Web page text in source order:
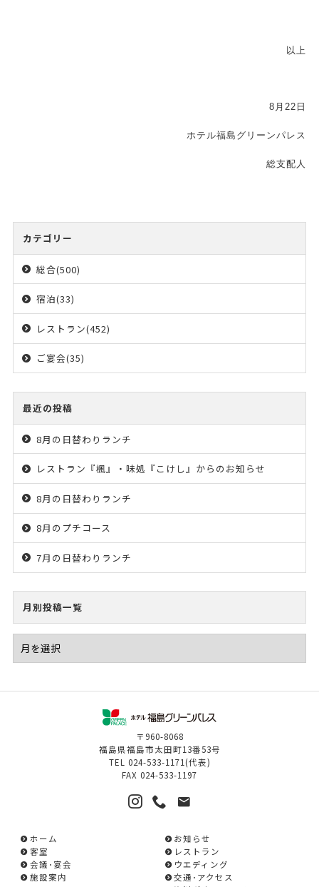
以上
8月22日
ホテル福島グリーンパレス
総支配人
カテゴリー
総合(500)
宿泊(33)
レストラン(452)
ご宴会(35)
最近の投稿
8月の日替わりランチ
レストラン『楓』・味処『こけし』からのお知らせ
8月の日替わりランチ
8月のプチコース
7月の日替わりランチ
月別投稿一覧
〒960-8068
福島県福島市太田町13番53号
TEL 024-533-1171 (代表)
FAX 024-533-1197
ホーム
お知らせ
客室
レストラン
会議･宴会
ウエディング
施設案内
交通･アクセス